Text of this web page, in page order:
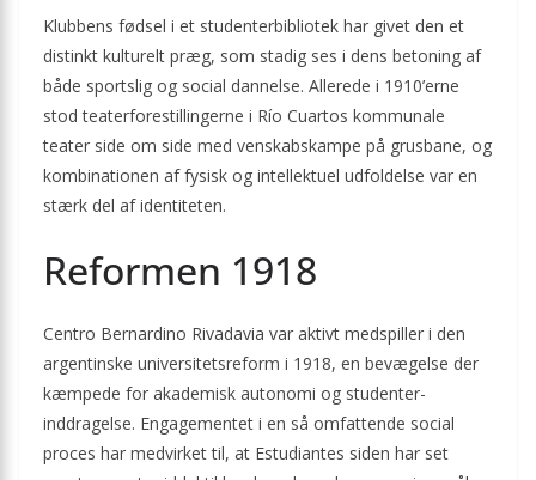
Klubbens fødsel i et studenterbibliotek har givet den et
distinkt kulturelt præg, som stadig ses i dens betoning af
både sportslig og social dannelse. Allerede i 1910’erne
stod teaterforestillingerne i Río Cuartos kommunale
teater side om side med venskabskampe på grusbane, og
kombinationen af fysisk og intellektuel udfoldelse var en
stærk del af identiteten.
Reformen 1918
Centro Bernardino Rivadavia var aktivt medspiller i den
argentinske universitets­reform i 1918, en bevægelse der
kæmpede for akademisk autonomi og studenter­
inddragelse. Engagementet i en så omfattende social
proces har medvirket til, at Estudiantes siden har set